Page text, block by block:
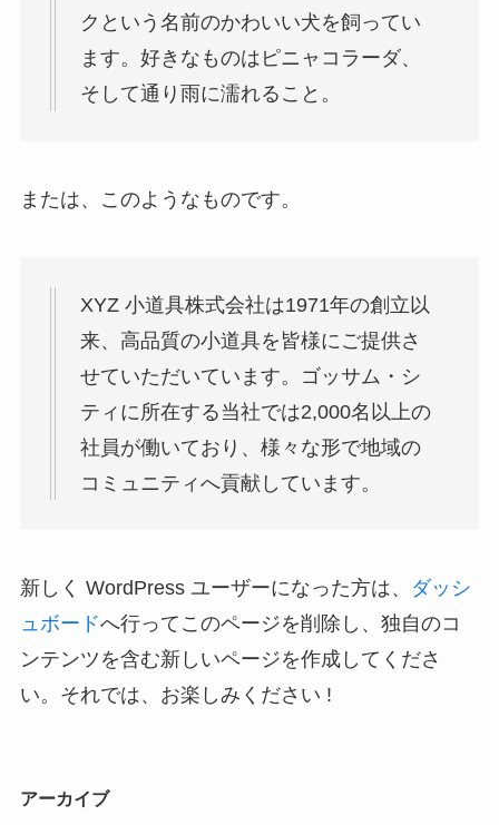
クという名前のかわいい犬を飼ってい
ます。好きなものはピニャコラーダ、
そして通り雨に濡れること。
または、このようなものです。
XYZ 小道具株式会社は1971年の創立以
来、高品質の小道具を皆様にご提供さ
せていただいています。ゴッサム・シ
ティに所在する当社では2,000名以上の
社員が働いており、様々な形で地域の
コミュニティへ貢献しています。
新しく WordPress ユーザーになった方は、
ダッシ
ュボードへ行ってこのページを削除し、独自のコ
ンテンツを含む新しいページを作成してくださ
い。それでは、お楽しみください !
アーカイブ